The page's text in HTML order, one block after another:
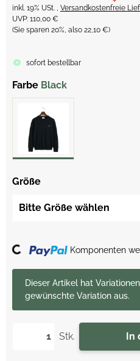
inkl. 19% USt. , Versandkostenfreie
UVP: 110,00 €
(Sie sparen 20%, also 22,10 €)
sofort bestellbar
Farbe Black
Größe
Bitte Größe wählen
Stk. In
xDieser Artikel hat
gewünschte Variation aus.
Komponenten